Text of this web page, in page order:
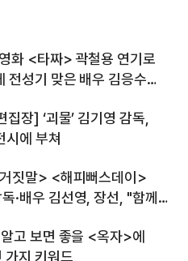
화 <타짜> 곽철용 연기로
전성기 맞은 배우 김응수
집장] ‘괴물’ 김기영 감독,
시에 부쳐
짓말> <해피뻐스데이>
·배우 김선영, 장선, "함께
싶다"
고 보면 좋을 <옥자>에
가지 키워드